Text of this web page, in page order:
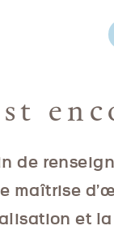
de
maîtrise
et